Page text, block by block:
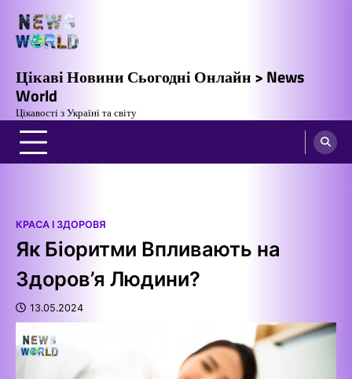
вмісту
Цікаві Новини Сьогодні Онлайн > News
World
Цікавості з Україні та світу
КРАСА І ЗДОРОВЯ
Як Біоритми Впливають на
Здоров’я Людини?
13.05.2024